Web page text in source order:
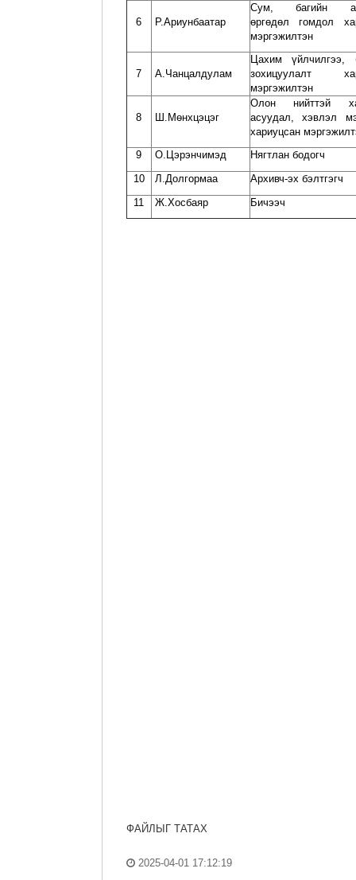
6 Р.Ариунбаатар
Сум, багийн
өргөдөл гомдол
мэргэжилтэн
7 А.Чанцалдулам
Цахим үйлчилгээ,
зохицуулалт
мэргэжилтэн
8 Ш.Мөнхцэцэг
Олон нийттэй
асуудал, хэвлэл
хариуцсан
9
О.Цэрэнчимэд
Нягтлан бодогч
10
Л.Долгормаа
Архивч-эх бэлтгэгч
11
Ж.Хосбаяр Бичээч
ФАЙЛЫГ ТАТАХ
2025-04-01 17:12:19